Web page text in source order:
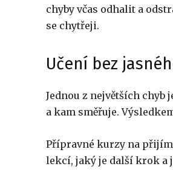
chyby včas odhalit a
se chytřeji.
Učení bez
Jednou z největších chyb
a kam směřuje.
Přípravné kurzy na
lekcí, jaký je další krok a